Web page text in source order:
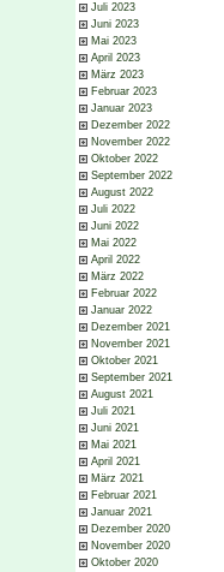
Juli 2023
Juni 2023
Mai 2023
April 2023
März 2023
Februar 2023
Januar 2023
Dezember 2022
November 2022
Oktober 2022
September 2022
August 2022
Juli 2022
Juni 2022
Mai 2022
April 2022
März 2022
Februar 2022
Januar 2022
Dezember 2021
November 2021
Oktober 2021
September 2021
August 2021
Juli 2021
Juni 2021
Mai 2021
April 2021
März 2021
Februar 2021
Januar 2021
Dezember 2020
November 2020
Oktober 2020